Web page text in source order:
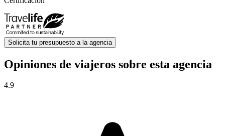
Solicita tu presupuesto a la agencia
Opiniones de viajeros sobre esta agencia
4.9